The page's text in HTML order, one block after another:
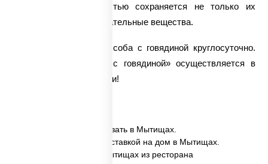
овощей в них полностью сохраняется не только их
структура, но и все питательные вещества.
У нас можно заказать соба с говядиной круглосуточно.
«Соба с говядиной» осуществляется в
самые кратчайшие сроки!
✅ Соба с говядиной заказать в Мытищах.
✅ Соба с говядиной с доставкой на дом в Мытищах.
✅ Соба с говядиной в Мытищах из ресторана